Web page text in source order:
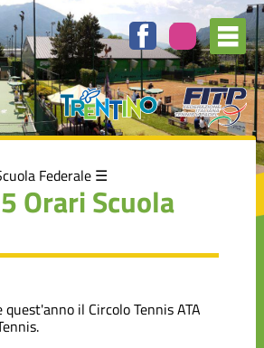
Federale
Orari Scuola
il Circolo Tennis ATA